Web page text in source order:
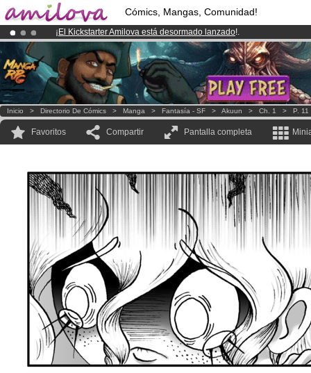
Cómics, Mangas, Comunidad!
¡ El Kickstarter Amilova está desormado lanzado!.
¡Conviertete en Premium por3.95 eurosal mes!Hazte Premium ya
¡Ya tenemos 100000miembrosy 1000 Cómics y Mangas!.
Inicio > Directorio De Cómics > Manga > Fantasía - SF > Akuun > Ch. 1 > P. 11
Favoritos Compartir Pantalla completa